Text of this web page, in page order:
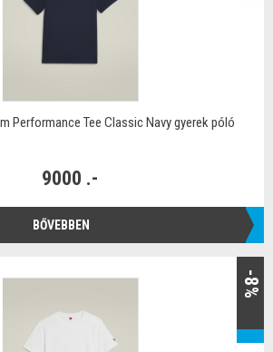
Performance Tee Classic Navy gyerek póló
9000 .-
BŐVEBBEN
-8%